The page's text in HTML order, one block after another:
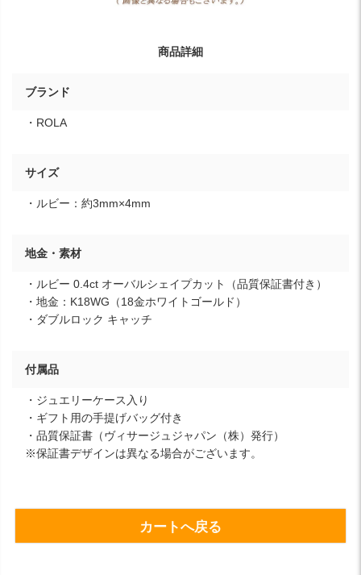
商品詳細
ブランド
・ROLA
サイズ
・ルビー：約3mm×4mm
地金・素材
・ルビー 0.4ct オーバルシェイプカット（品質保証書付き）
・地金：K18WG（18金ホワイトゴールド）
・ダブルロック キャッチ
付属品
・ジュエリーケース入り
・ギフト用の手提げバッグ付き
・品質保証書（ヴィサージュジャパン（株）発行）
※保証書デザインは異なる場合がございます。
カートへ戻る